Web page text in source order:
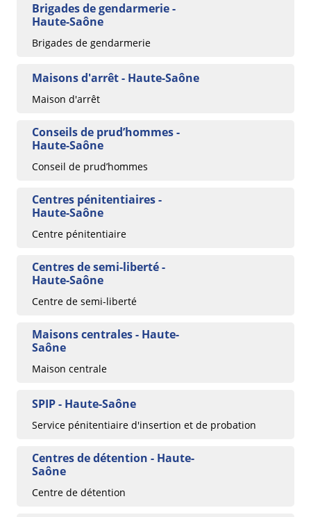
Brigades de gendarmerie -
Haute-Saône
Brigades de gendarmerie
Maisons d'arrêt - Haute-Saône
Maison d'arrêt
Conseils de prud’hommes -
Haute-Saône
Conseil de prud’hommes
Centres pénitentiaires -
Haute-Saône
Centre pénitentiaire
Centres de semi-liberté -
Haute-Saône
Centre de semi-liberté
Maisons centrales - Haute-
Saône
Maison centrale
SPIP - Haute-Saône
Service pénitentiaire d'insertion et de probation
Centres de détention - Haute-
Saône
Centre de détention